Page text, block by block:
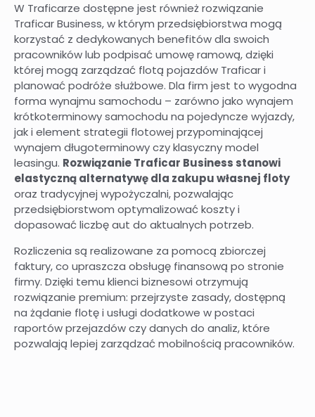
W Traficarze dostępne jest również rozwiązanie
Traficar Business, w którym przedsiębiorstwa mogą
korzystać z dedykowanych benefitów dla swoich
pracowników lub podpisać umowę ramową, dzięki
której mogą zarządzać flotą pojazdów Traficar i
planować podróże służbowe. Dla firm jest to wygodna
forma wynajmu samochodu – zarówno jako wynajem
krótkoterminowy samochodu na pojedyncze wyjazdy,
jak i element strategii flotowej przypominającej
wynajem długoterminowy czy klasyczny model
leasingu. Rozwiązanie Traficar Business stanowi
elastyczną alternatywę dla zakupu własnej floty
oraz tradycyjnej wypożyczalni, pozwalając
przedsiębiorstwom optymalizować koszty i
dopasować liczbę aut do aktualnych potrzeb.
Rozliczenia są realizowane za pomocą zbiorczej
faktury, co upraszcza obsługę finansową po stronie
firmy. Dzięki temu klienci biznesowi otrzymują
rozwiązanie premium: przejrzyste zasady, dostępną
na żądanie flotę i usługi dodatkowe w postaci
raportów przejazdów czy danych do analiz, które
pozwalają lepiej zarządzać mobilnością pracowników.